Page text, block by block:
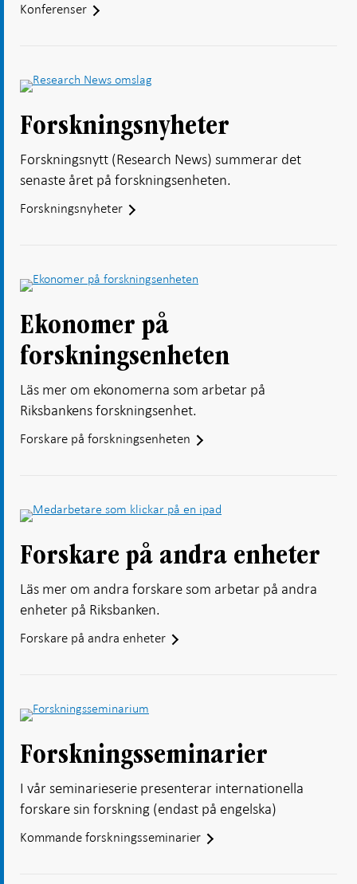
Konferenser
Forskningsnyheter
Forskningsnytt (Research News) summerar det
senaste året på forskningsenheten.
Forskningsnyheter
Ekonomer på
forskningsenheten
Läs mer om ekonomerna som arbetar på
Riksbankens forskningsenhet.
Forskare på forskningsenheten
Forskare på andra enheter
Läs mer om andra forskare som arbetar på andra
enheter på Riksbanken.
Forskare på andra enheter
Forskningsseminarier
I vår seminarieserie presenterar internationella
forskare sin forskning (endast på engelska)
Kommande forskningsseminarier